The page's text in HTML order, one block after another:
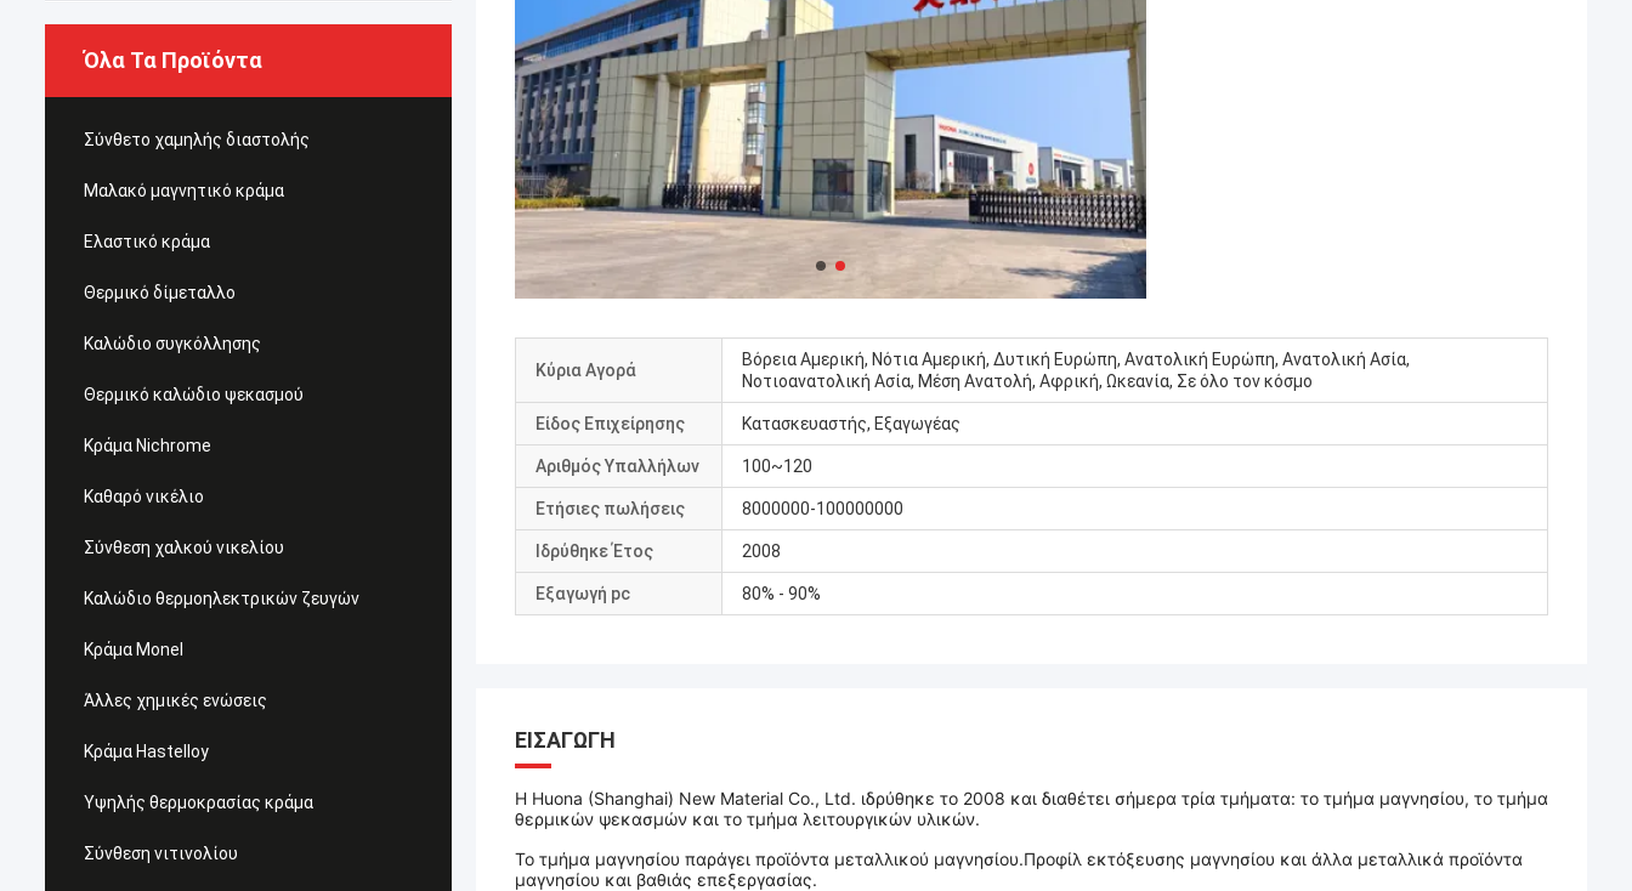
Όλα Τα Προϊόντα
Σύνθετο χαμηλής διαστολής
Μαλακό μαγνητικό κράμα
Ελαστικό κράμα
Θερμικό δίμεταλλο
Καλώδιο συγκόλλησης
Θερμικό καλώδιο ψεκασμού
Κράμα Nichrome
Καθαρό νικέλιο
Σύνθεση χαλκού νικελίου
Καλώδιο θερμοηλεκτρικών ζευγών
Κράμα Monel
Άλλες χημικές ενώσεις
Κράμα Hastelloy
Υψηλής θερμοκρασίας κράμα
Σύνθεση νιτινολίου
Κύρια Αγορά
Βόρεια Αμερική, Νότια Αμερική, Δυτική Ευρώπη, Ανατολική Ευρώπη, Ανατολική Ασία,
Νοτιοανατολική Ασία, Μέση Ανατολή, Αφρική, Ωκεανία, Σε όλο τον κόσμο
Είδος Επιχείρησης Κατασκευαστής, Εξαγωγέας
Αριθμός Υπαλλήλων 100~120
Ετήσιες πωλήσεις 8000000-100000000
Ιδρύθηκε Έτος 2008
Εξαγωγή pc 80% - 90%
ΕΙΣΑΓΩΓΉ
Η Huona (Shanghai) New Material Co., Ltd. ιδρύθηκε το 2008 και διαθέτει σήμερα τρία τμήματα: το τμήμα μαγνησίου, το τμήμα
θερμικών ψεκασμών και το τμήμα λειτουργικών υλικών.
Το τμήμα μαγνησίου παράγει προϊόντα μεταλλικού μαγνησίου.Προφίλ εκτόξευσης μαγνησίου και άλλα μεταλλικά προϊόντα
μαγνησίου και βαθιάς επεξεργασίας.